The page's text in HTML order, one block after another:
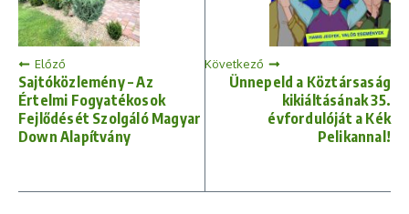
Előző
Sajtóközlemény – Az
Értelmi Fogyatékosok
Fejlődését Szolgáló Magyar
Down Alapítvány
Következő
Ünnepeld a Köztársaság
kikiáltásának 35.
évfordulóját a Kék
Pelikannal!